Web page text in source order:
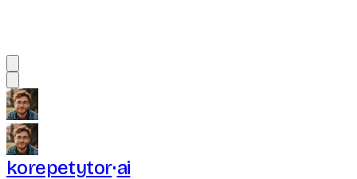
korepetytor ai